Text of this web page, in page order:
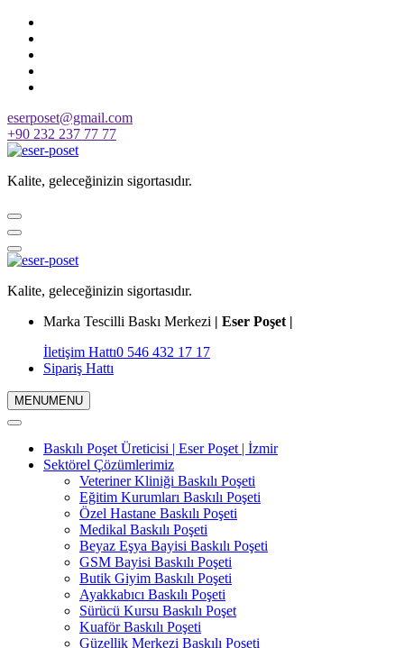
Skip
content
eserposet@gmail.com
+90 232 237 77 77
Kalite, geleceğinizin sigortasıdır.
Kalite, geleceğinizin sigortasıdır.
Marka Tescilli Baskı Merkezi | Eser Poşet |
İletişim Hattı0 546 432 17 17
Sipariş Hattı
MENUMENU
Baskılı Poşet Üreticisi | Eser Poşet | İzmir
Sektörel Çözümlerimiz
Veteriner Kliniği Baskılı Poşeti
Eğitim Kurumları Baskılı Poşeti
Özel Hastane Baskılı Poşeti
Medikal Baskılı Poşeti
Beyaz Eşya Bayisi Baskılı Poşeti
GSM Bayisi Baskılı Poşeti
Butik Giyim Baskılı Poşeti
Ayakkabıcı Baskılı Poşeti
Sürücü Kursu Baskılı Poşet
Kuaför Baskılı Poşeti
Güzellik Merkezi Baskılı Poşeti